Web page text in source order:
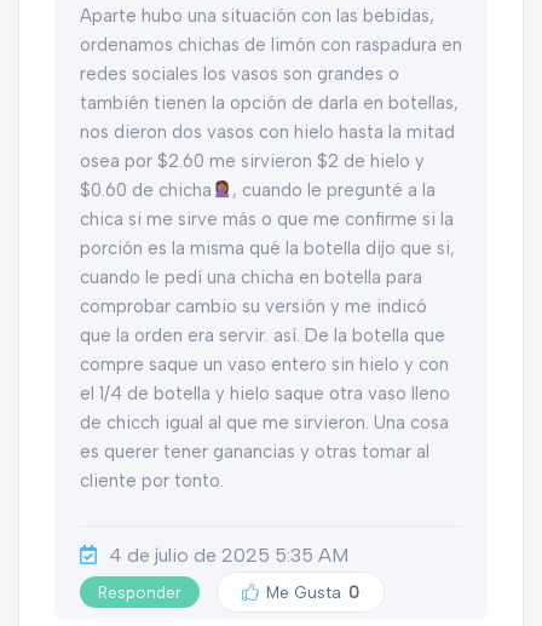
Aparte hubo una situación con las bebidas,
ordenamos chichas de limón con raspadura en
redes sociales los vasos son grandes o
también tienen la opción de darla en botellas,
nos dieron dos vasos con hielo hasta la mitad
osea por $2.60 me sirvieron $2 de hielo y
$0.60 de chicha
, cuando le pregunté a la
chica si me sirve más o que me confirme si la
porción es la misma qué la botella dijo que si,
cuando le pedí una chicha en botella para
comprobar cambio su versión y me indicó
que la orden era servir. así. De la botella que
compre saque un vaso entero sin hielo y con
el 1/4 de botella y hielo saque otra vaso lleno
de chicch igual al que me sirvieron. Una cosa
es querer tener ganancias y otras tomar al
cliente por tonto.
4 de julio de 2025 5:35 AM
Responder Me Gusta 0